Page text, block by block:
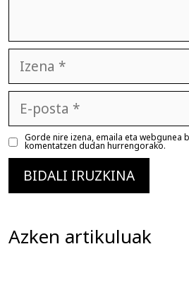
posta
Gorde nire izena, emaila eta webgunea
komentatzen dudan hurrengorako.
Azken artikuluak